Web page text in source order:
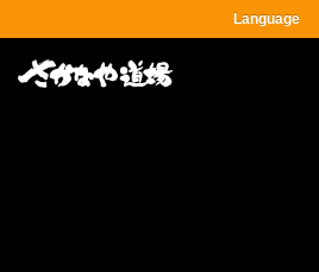
Language